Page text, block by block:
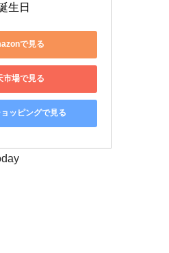
生日
で見る
市場で見る
ッピングで見る